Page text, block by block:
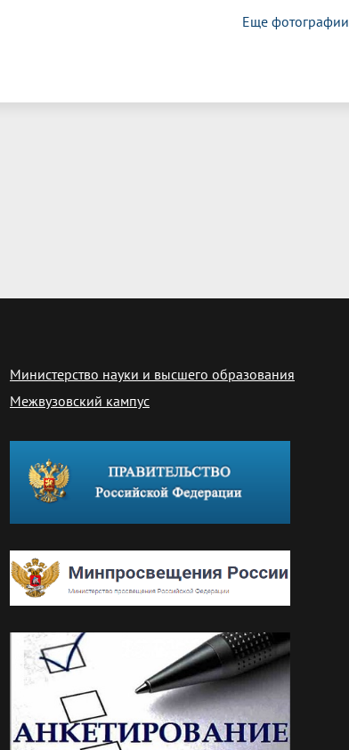
Еще фотографии
Министерство науки и высшего образования
Межвузовский кампус